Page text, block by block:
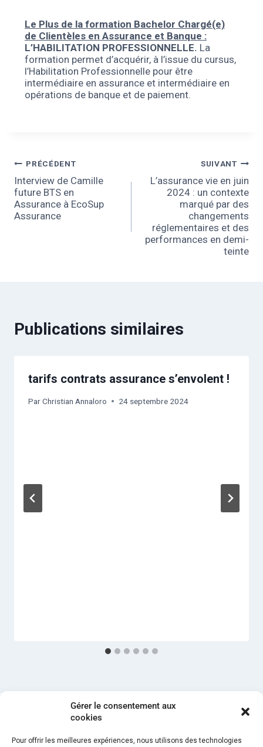
Gérer le consentement aux
cookies
Pour offrir les meilleures expériences, nous utilisons des technologies
Le Plus de la formation Bachelor Chargé(e)
de Clientèles en Assurance et Banque :
L’HABILITATION PROFESSIONNELLE. La
formation permet d’acquérir, à l’issue du cursus,
l’Habilitation Professionnelle pour être
intermédiaire en assurance et intermédiaire en
opérations de banque et de paiement.
PRÉCÉDENT
Interview de Camille
future BTS en
Assurance à EcoSup
Assurance
SUIVANT
L’assurance vie en juin
2024 : un contexte
marqué par des
changements
réglementaires et des
performances en demi-
teinte
Publications similaires
tarifs contrats assurance s’envolent !
ParChristian Annaloro 24 septembre 2024
Politique de cookies (UE)
Mentions légales